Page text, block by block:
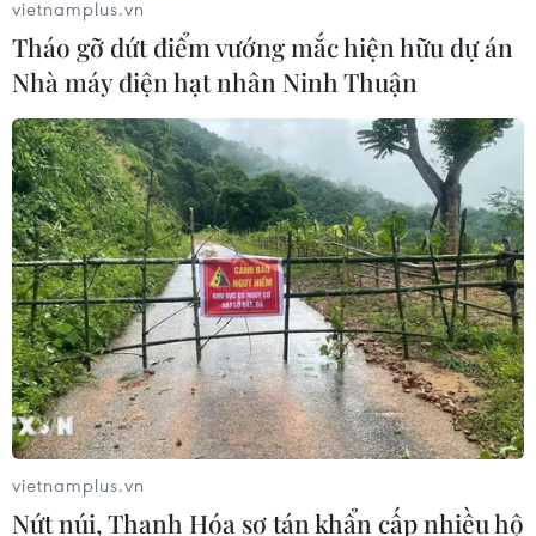
Phó Tổng Biên tập: NGUYỄN THỊ TÁM, KHÚC THANH
THỦY
Sở hữu trí tuệ
Quy định sử dụng
RSS
Hỗ trợ
Ngôn ngữ
TTXVN
Dịch vụ tin
Quảng cáo
Liên hệ
Giấy phép số: 1374/GP-BTTTT do Bộ Thông tin và Truyền thông
cấp ngày 11/9/2008.
Quảng cáo: Phó TBT Nguyễn Thị Tám: 093.5958688, Email:
tamvna@gmail.com
vietnamplus.vn
Tháo gỡ dứt điểm vướng mắc hiện hữu dự án
Nhà máy điện hạt nhân Ninh Thuận
vietnamplus.vn
Nứt núi, Thanh Hóa sơ tán khẩn cấp nhiều hộ